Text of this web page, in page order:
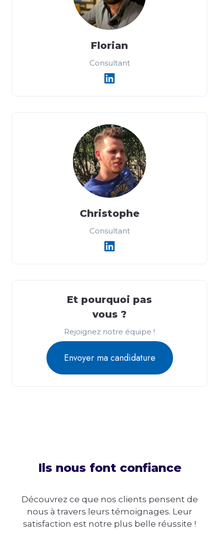
Florian
Consultant
Christophe
Consultant
Et pourquoi pas
vous ?
Rejoignez notre équipe !
Envoyer ma candidature
Ils nous font confiance
Découvrez ce que nos clients pensent de
nous à travers leurs témoignages. Leur
satisfaction est notre plus belle réussite !